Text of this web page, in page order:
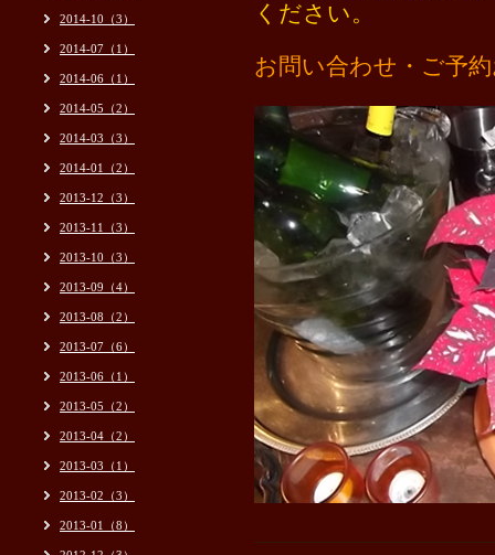
ください。
お問い合わせ・ご予
2014-10（3）
2014-07（1）
2014-06（1）
2014-05（2）
2014-03（3）
2014-01（2）
2013-12（3）
2013-11（3）
2013-10（3）
2013-09（4）
2013-08（2）
2013-07（6）
2013-06（1）
2013-05（2）
2013-04（2）
2013-03（1）
2013-02（3）
2013-01（8）